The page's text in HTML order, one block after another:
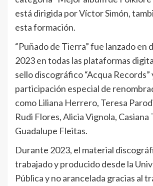
está dirigida por Víctor Simón,
esta formación.
“Puñado de Tierra” fue lanzado en
2023 en todas las plataformas
sello discográfico “Acqua Records”
participación especial de
como Liliana Herrero, Teresa
Rudi Flores, Alicia Vignola, Casiana
Guadalupe Fleitas.
Durante 2023, el material
trabajado y producido desde la
Pública y no arancelada gracias al